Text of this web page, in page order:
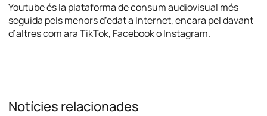
Youtube és la plataforma de consum audiovisual més
seguida pels menors d’edat a Internet, encara pel davant
d’altres com ara TikTok, Facebook o Instagram.
Notícies relacionades